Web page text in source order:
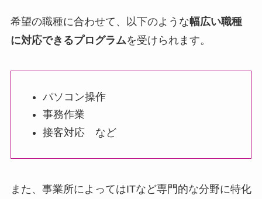
希望の職種に合わせて、以下のような幅広い職種
に対応できるプログラムを受けられます。
パソコン操作
事務作業
接客対応 など
また、事業所によってはITなど専門的な分野に特化